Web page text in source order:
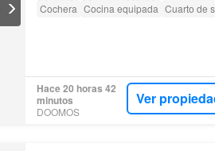
Cochera Cocina equipada Cuarto de
Hace 20 horas 42
minutos
DOOMOS
Ver